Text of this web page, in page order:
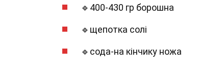
🔹400-430 гр борошна
🔹щепотка солі
🔹сода-на кінчику ножа